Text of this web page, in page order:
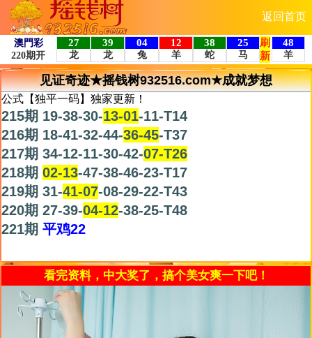
返回首页
见证奇迹★摇钱树932516.com★成就梦想
公式【独平一码】独家更新！
215期 19-38-30-13-01-11-T14
216期 18-41-32-44-36-45-T37
217期 34-12-11-30-42-07-T26
218期 02-13-47-38-46-23-T17
219期 31-41-07-08-29-22-T43
220期 27-39-04-12-38-25-T48
221期 平鸡22
看完资料，中大奖了，搞个美女爽一下吧！